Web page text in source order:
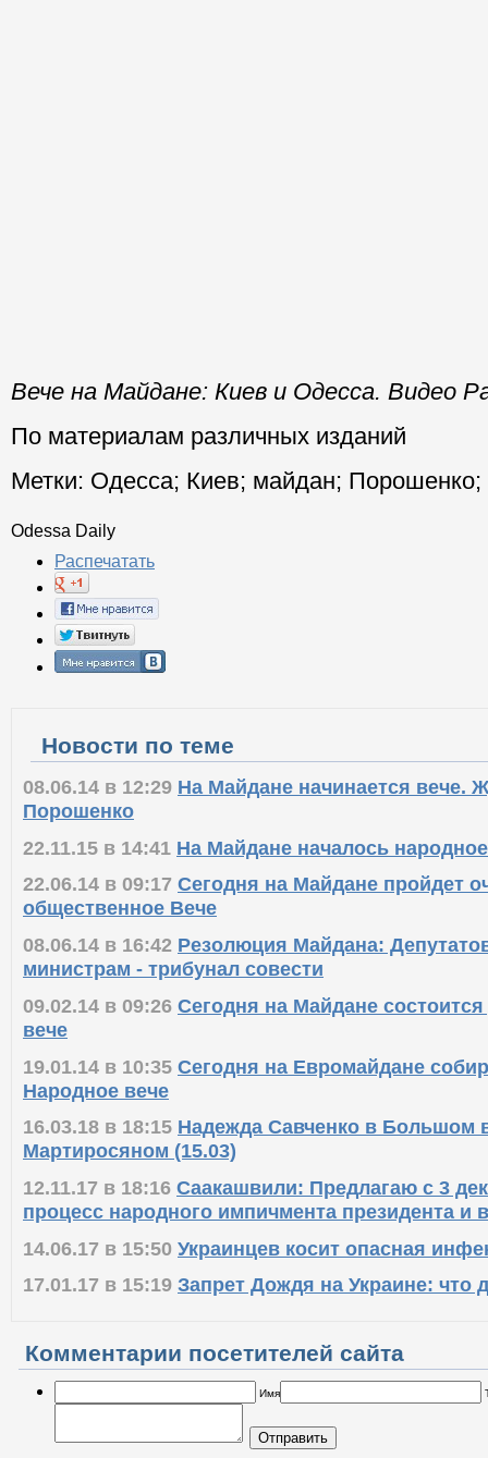
Вече на Майдане: Киев и Одесса. Видео
По материалам различных изданий
Метки: Одесса; Киев; майдан; Порошенко;
Odessa Daily
Распечатать
Новости по теме
08.06.14 в 12:29 На Майдане начинается вече.
Порошенко
22.11.15 в 14:41 На Майдане началось
22.06.14 в 09:17 Сегодня на Майдане пройдет
общественное Вече
08.06.14 в 16:42 Резолюция Майдана:
министрам - трибунал совести
09.02.14 в 09:26 Сегодня на Майдане
вече
19.01.14 в 10:35 Сегодня на Евромайдане
Народное вече
16.03.18 в 18:15 Надежда Савченко в Большом
Мартиросяном (15.03)
12.11.17 в 18:16 Саакашвили: Предлагаю с 3
процесс народного импичмента президента и
14.06.17 в 15:50 Украинцев косит опасная
17.01.17 в 15:19 Запрет Дождя на Украине: что
Комментарии посетителей сайта
Имя
Отправить